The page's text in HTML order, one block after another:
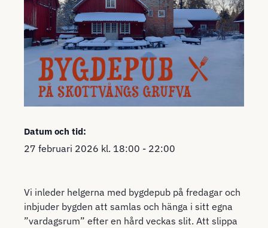
Datum och tid:
27 februari 2026 kl. 18:00 - 22:00
Vi inleder helgerna med bygdepub på fredagar och
inbjuder bygden att samlas och hänga i sitt egna
”vardagsrum” efter en hård veckas slit. Att slippa